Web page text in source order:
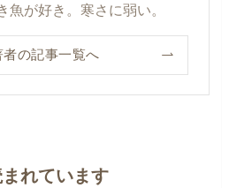
魚が好き。寒さに弱い。
者の記事一覧へ
れています